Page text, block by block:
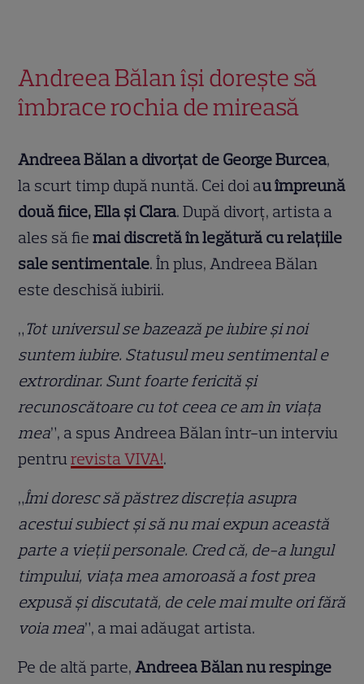
Andreea Bălan își dorește să
îmbrace rochia de mireasă
Andreea Bălan a divorțat de George Burcea,
la scurt timp după nuntă. Cei doi au împreună
două fiice, Ella și Clara. După divorț, artista a
ales să fiemai discretă în legătură cu relațiile
sale sentimentale. În plus, Andreea Bălan
este deschisă iubirii.
„ Tot universul se bazează pe iubire și noi
suntem iubire. Statusul meu sentimental e
extrordinar. Sunt foarte fericită și
recunoscătoare cu tot ceea ce am în viața
mea”, a spus Andreea Bălan într-un interviu
pentrurevista VIVA!.
„Îmi doresc să păstrez discreția asupra
acestui subiect și să nu mai expun această
parte a vieții personale. Cred că, de-a lungul
timpului, viața mea amoroasă a fost prea
expusă și discutată, de cele mai multe ori fără
voia mea”, a mai adăugat artista.
Pe de altă parte,Andreea Bălan nu respinge